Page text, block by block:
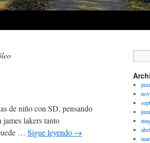
de niño con SD, pensando
james lakers tanto
… Sigue leyendo →